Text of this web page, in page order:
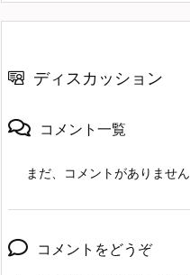
ディスカッション
コメント一覧
まだ、コメントがありません
コメントをどうぞ